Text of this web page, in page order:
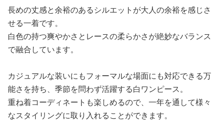
長めの丈感と余裕のあるシルエットが大人の余裕を感じさ
せる一着です。
白色の持つ爽やかさとレースの柔らかさが絶妙なバランス
で融合しています。
カジュアルな装いにもフォーマルな場面にも対応できる万
能さを持ち、季節を問わず活躍する白ワンピース。
重ね着コーディネートも楽しめるので、一年を通して様々
なスタイリングに取り入れることができます。